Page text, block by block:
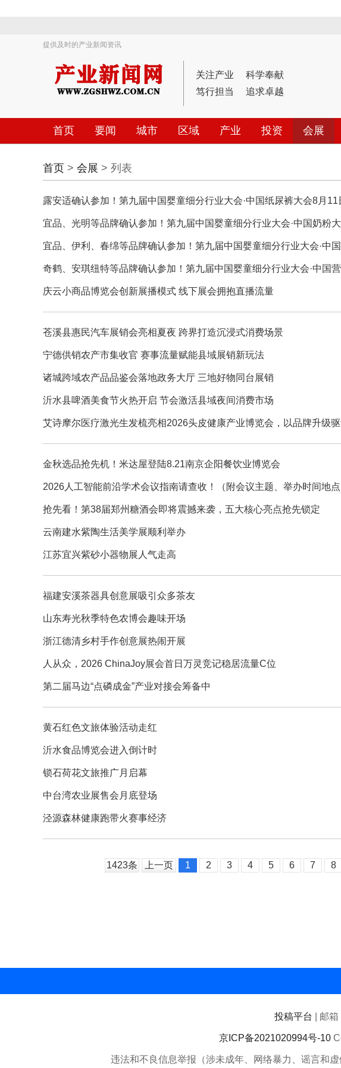
提供及时的产业新闻资讯
关注产业
科学奉献
笃行担当
追求卓越
首页 要闻 城市 区域 产业 投资 会展
首页 > 会展 > 列表
露安适确认参加！第九届中国婴童细分行业大会·中国纸尿裤大会8月
宜品、光明等品牌确认参加！第九届中国婴童细分行业大会·中国奶粉
宜品、伊利、春绵等品牌确认参加！第九届中国婴童细分行业大会·中国羊奶大会8
奇鹤、安琪纽特等品牌确认参加！第九届中国婴童细分行业大会·中国营养健康大
庆云小商品博览会创新展播模式 线下展会拥抱直播流量
苍溪县惠民汽车展销会亮相夏夜 跨界打造沉浸式消费场景
宁德供销农产市集收官 赛事流量赋能县域展销新玩法
诸城跨域农产品品鉴会落地政务大厅 三地好物同台展销
沂水县啤酒美食节火热开启 节会激活县域夜间消费市场
艾诗摩尔医疗激光生发梳亮相2026头皮健康产业博览会，以品牌升级
金秋选品抢先机！米达屋登陆8.21南京企阳餐饮业博览会
2026人工智能前沿学术会议指南请查收！（附会议主题、举办时间地点、大会议
抢先看！第38届郑州糖酒会即将震撼来袭，五大核心亮点抢先锁定
云南建水紫陶生活美学展顺利举办
江苏宜兴紫砂小器物展人气走高
福建安溪茶器具创意展吸引众多茶友
山东寿光秋季特色农博会趣味开场
浙江德清乡村手作创意展热闹开展
人从众，2026 ChinaJoy展会首日万灵竞记稳居流量C位
第二届马边“点磷成金”产业对接会筹备中
黄石红色文旅体验活动走红
沂水食品博览会进入倒计时
锁石荷花文旅推广月启幕
中台湾农业展售会月底登场
泾源森林健康跑带火赛事经济
1423条 上一页 1 2 3 4 5 6 7 8
投稿平台 | 邮
京ICP备2021020994号-10
违法和不良信息举报（涉未成年、网络暴力、谣言和